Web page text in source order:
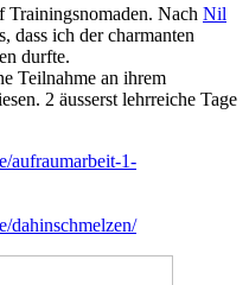
Trainingsnomaden. Nach Nil
dass ich der charmanten
durfte.
Teilnahme an ihrem
2 äusserst lehrreiche Tage
aufraumarbeit-1-
dahinschmelzen/